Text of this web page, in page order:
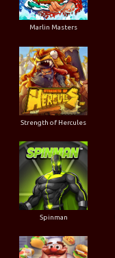
Marlin Masters
Strength of Hercules
Spinman